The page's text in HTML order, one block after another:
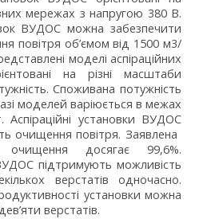
мережах з напругою 380 В.
ВУДОС можна забезпечити
повітря об’ємом від 1500 м3/
моделі аспіраційних
на різні масштаби
Споживана потужність
моделей варіюється в межах
установки ВУДОС
очищення повітря. Заявлена
очищення досягає 99,6%.
підтримують можливість
верстатів одночасно.
установки можна
верстатів.